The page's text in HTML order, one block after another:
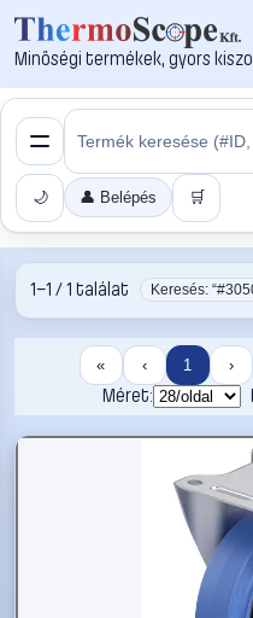
Minőségi termékek, gyors
🌙 👤 Belépés 🛒
1–1 / 1 találat Keresés:
« ‹ 1 ›
Méret: